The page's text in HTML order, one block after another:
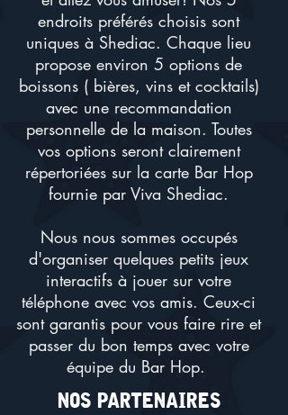
endroits préférés choisis sont
uniques à Shediac. Chaque lieu
propose environ 5 options de
boissons ( bières, vins et cocktails)
avec une recommandation
personnelle de la maison. Toutes
vos options seront clairement
répertoriées sur la carte Bar Hop
fournie par Viva Shediac.
Nous nous sommes occupés
d'organiser quelques petits jeux
interactifs à jouer sur votre
téléphone avec vos amis. Ceux-ci
sont garantis pour vous faire rire et
passer du bon temps avec votre
équipe du Bar Hop.
nos partenaires